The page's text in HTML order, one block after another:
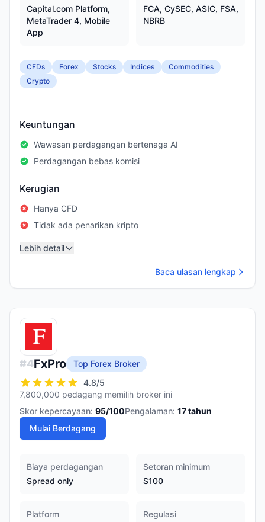
Capital.com Platform,
MetaTrader 4, Mobile
App
FCA, CySEC, ASIC, FSA,
NBRB
CFDs Forex Stocks Indices
Commodities
Crypto
Keuntungan
Wawasan perdagangan bertenaga AI
Perdagangan bebas komisi
Kerugian
Hanya CFD
Tidak ada penarikan kripto
Lebih detail
Baca ulasan lengkap
#4FxPro
Top Forex Broker
4.8/5
7,800,000 pedagang memilih broker ini
Skor kepercayaan: 95/100Pengalaman: 17tahun
Mulai Berdagang
Biaya perdagangan
Spread only
Setoran minimum
$100
Platform
Regulasi